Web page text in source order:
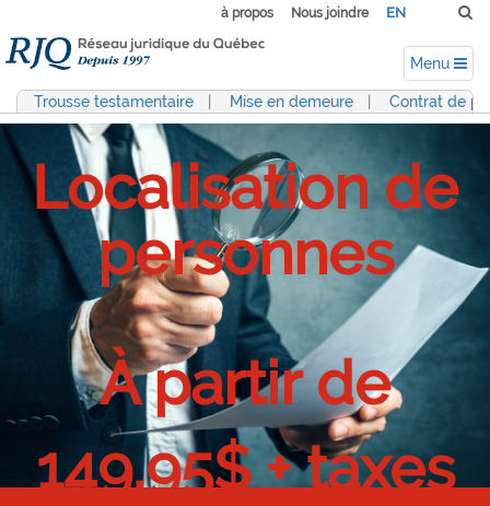
à propos Nous joindre EN
Menu
Trousse testamentaire Mise en demeure Contrat de
Localisation de
personnes
À partir de
149,95$ + taxes